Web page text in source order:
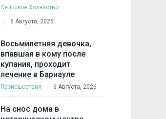
Сельское Хозяйство
6 Августа, 2026
Восьмилетняя девочка,
впавшая в кому после
купания, проходит
лечение в Барнауле
Происшествия 6 Августа, 2026
На снос дома в